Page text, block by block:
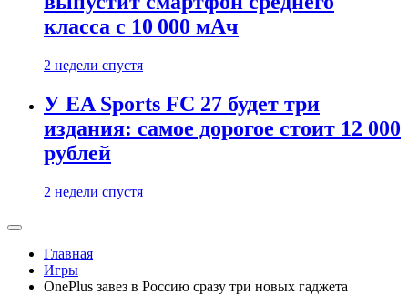
класса с 10 000 мАч
2 недели спустя
У EA Sports FC 27 будет три
издания: самое дорогое стоит 12 000
рублей
2 недели спустя
Главная
Игры
OnePlus завез в Россию сразу три новых гаджета